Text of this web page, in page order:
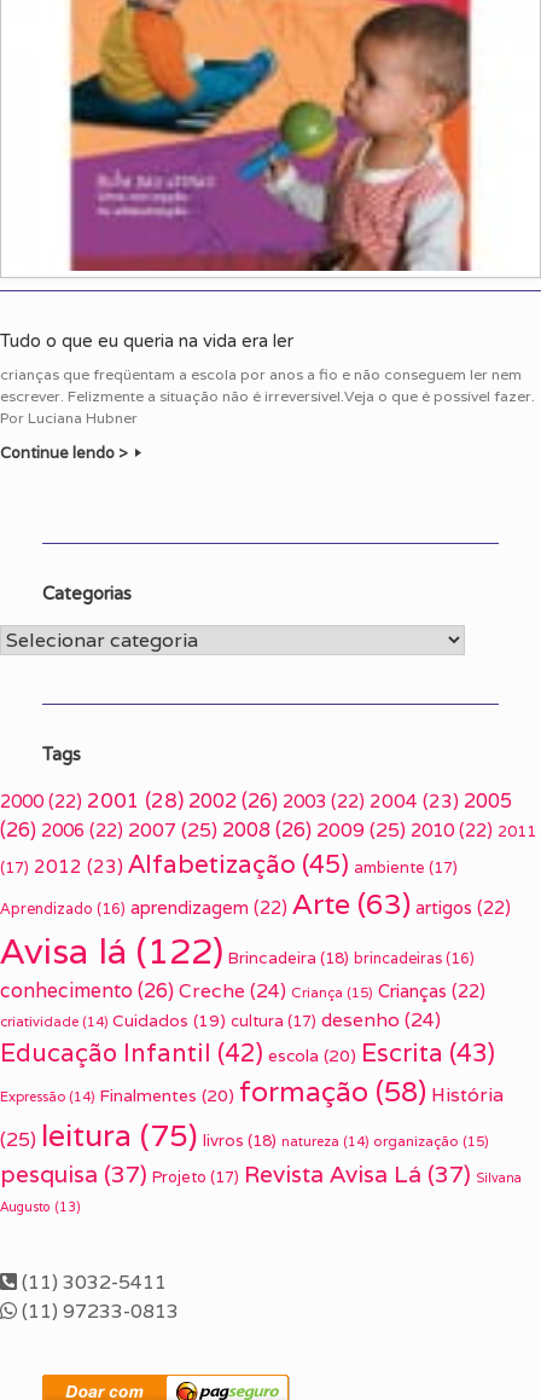
Tudo o que eu queria na vida era ler
crianças que freqüentam a escola por anos a fio e não conseguem ler nem
escrever. Felizmente a situação não é irreversível.Veja o que é possível fazer.
Por Luciana Hubner
Continue lendo >
Categorias
Categorias
Tags
2000 (22) 2001 (28) 2002(26) 2003 (22) 2004 (23) 2005
(26) 2006 (22) 2007 (25) 2008(26) 2009(25) 2010 (22) 2011
(17) 2012 (23) Alfabetização (45) ambiente (17)
Aprendizado (16) aprendizagem (22) Arte (63) artigos (22)
Avisa lá (122) Brincadeira (18) brincadeiras (16)
conhecimento(26) Creche (24) Criança (15) Crianças (22)
criatividade (14) Cuidados (19) cultura (17) desenho (24)
Educação Infantil (42) escola (20) Escrita (43)
Expressão (14) Finalmentes (20) formação (58) História
(25) leitura (75) livros (18) natureza (14) organização (15)
pesquisa (37) Projeto (17) Revista Avisa Lá (37) Silvana
Augusto (13)
(11) 3032-5411
(11) 97233-0813